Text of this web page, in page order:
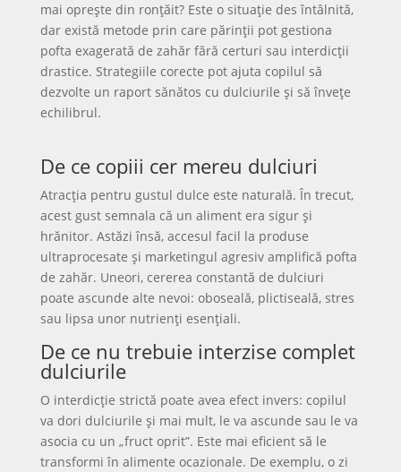
mai oprește din ronțăit? Este o situație des întâlnită,
dar există metode prin care părinții pot gestiona
pofta exagerată de zahăr fără certuri sau interdicții
drastice. Strategiile corecte pot ajuta copilul să
dezvolte un raport sănătos cu dulciurile și să învețe
echilibrul.
De ce copiii cer mereu dulciuri
Atracția pentru gustul dulce este naturală. În trecut,
acest gust semnala că un aliment era sigur și
hrănitor. Astăzi însă, accesul facil la produse
ultraprocesate și marketingul agresiv amplifică pofta
de zahăr. Uneori, cererea constantă de dulciuri
poate ascunde alte nevoi: oboseală, plictiseală, stres
sau lipsa unor nutrienți esențiali.
De ce nu trebuie interzise complet
dulciurile
O interdicție strictă poate avea efect invers: copilul
va dori dulciurile și mai mult, le va ascunde sau le va
asocia cu un „fruct oprit”. Este mai eficient să le
transformi în alimente ocazionale. De exemplu, o zi